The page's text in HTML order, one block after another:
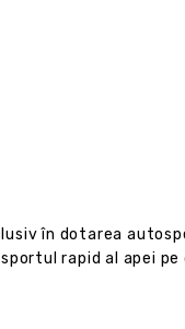
în dotarea
rapid al apei